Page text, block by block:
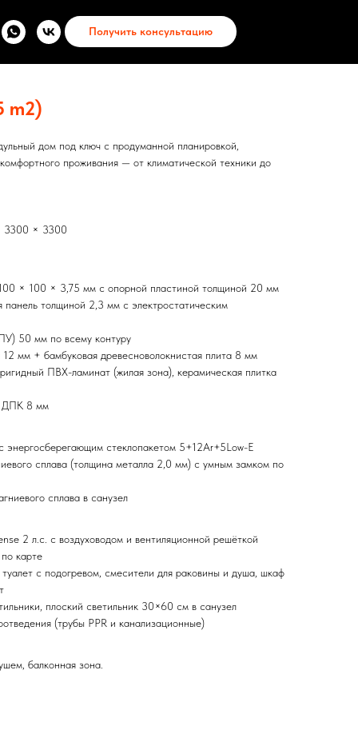
Получить консультацию
m2)
дом под ключ с продуманной планировкой,
проживания — от климатической техники до
3300 × 3300
100 × 100 × 3,75 мм с опорной пластиной толщиной 20 мм
толщиной 2,3 мм с электростатическим
50 мм по всему контуру
мм + бамбуковая древесноволокнистая плита 8 мм
ПВХ-ламинат (жилая зона), керамическая плитка
ДПК 8 мм
энергосберегающим стеклопакетом 5+12Ar+5Low-E
сплава (толщина металла 2,0 мм) с умным замком по
сплава в санузел
2 л.с. с воздуховодом и вентиляционной решёткой
карте
с подогревом, смесители для раковины и душа, шкаф
плоский светильник 30×60 см в санузел
(трубы PPR и канализационные)
балконная зона.